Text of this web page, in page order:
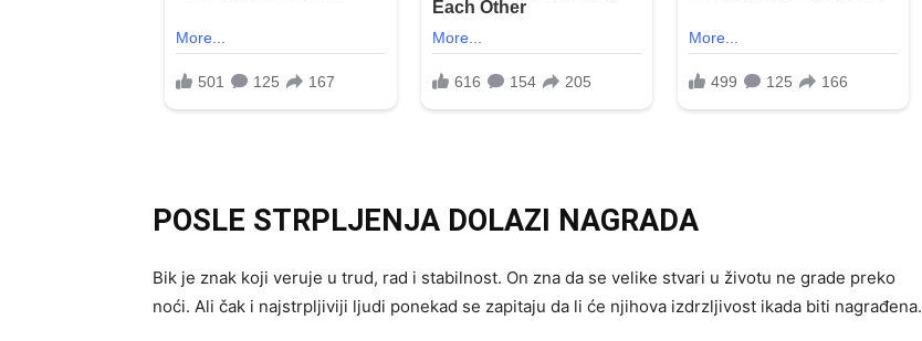
POSLE STRPLJENJA DOLAZI NAGRADA
Bik je znak koji veruje u trud, rad i stabilnost. On zna da se velike stvari u životu ne grade preko
noći. Ali čak i najstrpljiviji ljudi ponekad se zapitaju da li će njihova izdrzljivost ikada biti nagrađena.